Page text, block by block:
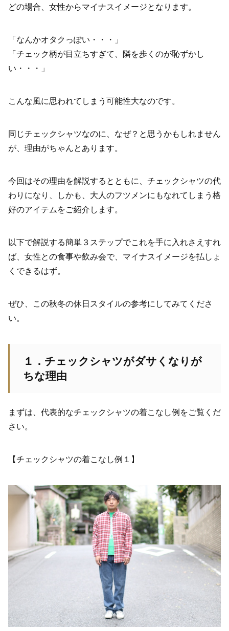
どの場合、女性からマイナスイメージとなります。
「なんかオタクっぽい・・・」
「チェック柄が目立ちすぎて、隣を歩くのが恥ずかし
い・・・」
こんな風に思われてしまう可能性大なのです。
同じチェックシャツなのに、なぜ？と思うかもしれません
が、理由がちゃんとあります。
今回はその理由を解説するとともに、チェックシャツの代
わりになり、しかも、大人のフツメンにもなれてしまう格
好のアイテムをご紹介します。
以下で解説する簡単３ステップでこれを手に入れさえすれ
ば、女性との食事や飲み会で、マイナスイメージを払しょ
くできるはず。
ぜひ、この秋冬の休日スタイルの参考にしてみてくださ
い。
１．チェックシャツがダサくなりが
ちな理由
まずは、代表的なチェックシャツの着こなし例をご覧くだ
さい。
【チェックシャツの着こなし例１】